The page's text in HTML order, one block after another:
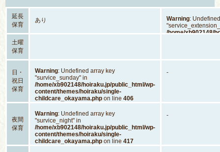
延長
保育
あり Warning:
/home/xb902148/
土曜
保育
日・
祝日
保育
Warning: Undefined array key
"survice_sunday" in
/home/xb902148/hoiraku.jp/public_html/wp-
content/themes/hoiraku/single-
childcare_okayama.php on line406
-
夜間
保育
Warning: Undefined array key
"survice_night" in
/home/xb902148/hoiraku.jp/public_html/wp-
content/themes/hoiraku/single-
childcare_okayama.php on line417
-